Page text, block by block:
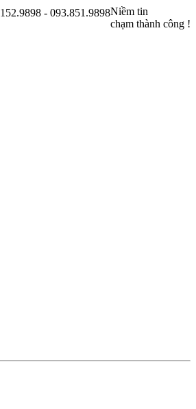
Niềm tin
chạm thành công !
- 093.851.9898